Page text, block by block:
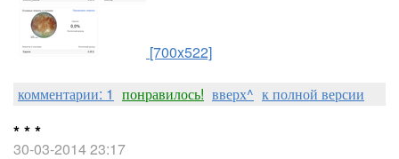
[700x522]
комментарии: 1 понравилось! вверх^ к полной версии
* * *
30-03-2014 23:17